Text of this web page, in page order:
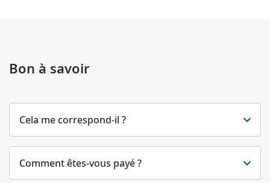
Bon à savoir
Cela me correspond-il ?
Comment êtes-vous payé ?